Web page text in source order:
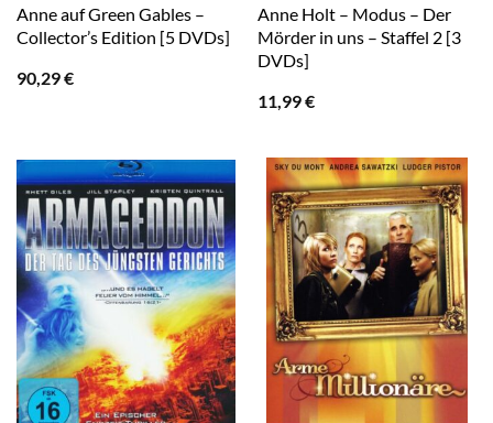
Anne auf Green Gables –
Collector’s Edition [5 DVDs]
90,29€
Anne Holt – Modus – Der
Mörder in uns – Staffel 2 [3
DVDs]
11,99€